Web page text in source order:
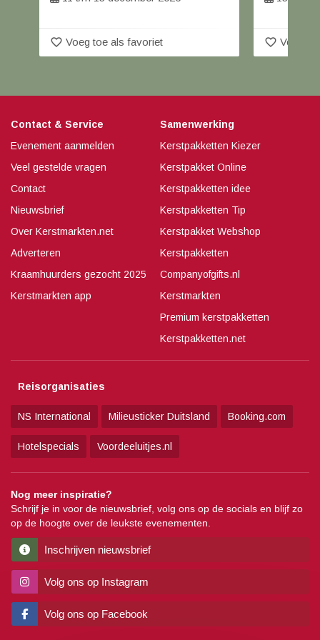
favorite_border Voeg toe als favoriet
Contact & Service
Evenement aanmelden
Veel gestelde vragen
Contact
Nieuwsbrief
Over Kerstmarkten.net
Adverteren
Kraamhuurders gezocht 2025
Kerstmarkten app
Samenwerking
Kerstpakketten Kiezer
Kerstpakket Online
Kerstpakketten idee
Kerstpakketten Tip
Kerstpakket Webshop
Kerstpakketten
Companyofgifts.nl
Kerstmarkten
Premium kerstpakketten
Kerstpakketten.net
Reisorganisaties
NS International Milieusticker Duitsland Booking.com
Hotelspecials Voordeeluitjes.nl
Nog meer inspiratie?
Schrijf je in voor de nieuwsbrief, volg ons op de socials en blijf zo
op de hoogte over de leukste evenementen.
Inschrijven nieuwsbrief
Volg ons op Instagram
Volg ons op Facebook